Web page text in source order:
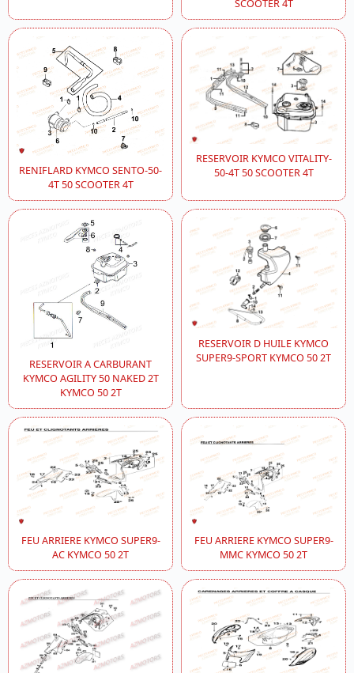
SCOOTER 4T
RENIFLARD KYMCO SENTO-50-
4T 50 SCOOTER 4T
RESERVOIR KYMCO VITALITY-
50-4T 50 SCOOTER 4T
RESERVOIR A CARBURANT
KYMCO AGILITY 50 NAKED 2T
KYMCO 50 2T
RESERVOIR D HUILE KYMCO
SUPER9-SPORT KYMCO 50 2T
FEU ARRIERE KYMCO SUPER9-
AC KYMCO 50 2T
FEU ARRIERE KYMCO SUPER9-
MMC KYMCO 50 2T